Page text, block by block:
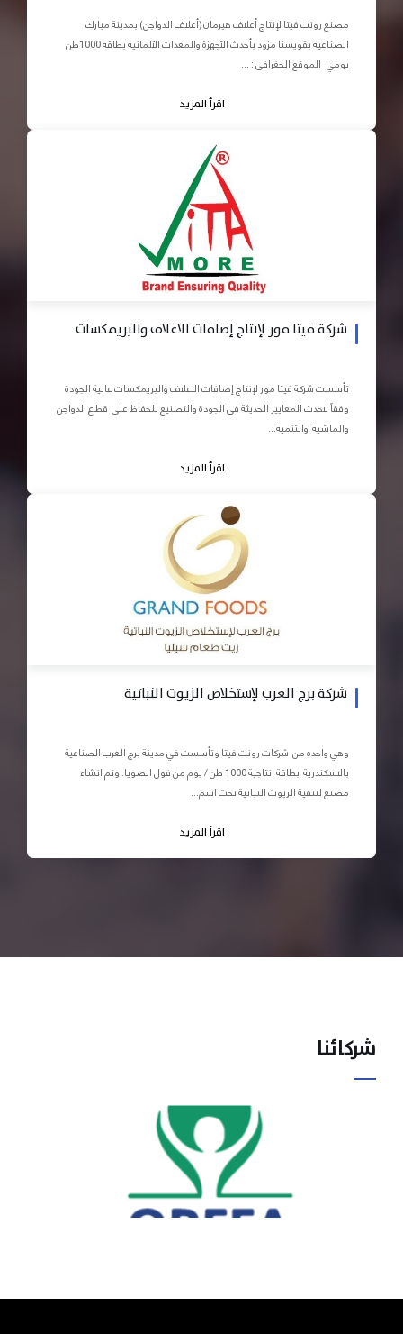
مصنع رونت فيتا لإنتاج أعلاف هيرمان (أعلاف الدواجن) بمدينة مبارك
الصناعية بقويسنا مزود بأحدث الأجهزة والمعدات الآلمانية بطاقة 1000طن
يومي الموقع الجغرافى : ...
اقرأ المزيد
شركة فيتا مور لإنتاج إضافات الاعلاف والبريمكسات
تأسست شركة فيتا مور لإنتاج إضافات الاعلاف والبريمكسات عالية الجودة
وفقاً لاحدث المعايير الحديثة في الجودة والتصنيع للحفاظ على قطاع الدواجن
والماشية والتنمية...
اقرأ المزيد
شركة برج العرب لإستخلاص الزيوت النباتية
وهي واحده من شركات رونت فيتا وتأسست في مدينة برج العرب الصناعية
بالاسكندرية بطاقة انتاجية 1000 طن / يوم من فول الصويا. وتم انشاء
مصنع لتنقية الزيوت النباتية تحت اسم...
اقرأ المزيد
شركائنا